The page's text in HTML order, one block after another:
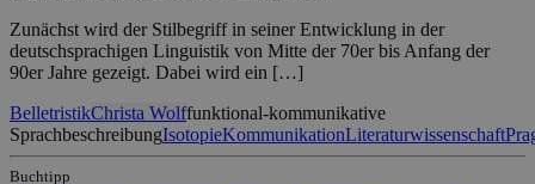
Zunächst wird der Stilbegriff in seiner Entwicklung in der
deutschsprachigen Linguistik von Mitte der 70er bis Anfang der
90er Jahre gezeigt. Dabei wird ein […]
BelletristikChrista Wolffunktional-kommunikative
SprachbeschreibungIsotopieKommunikationLiteraturwissenschaft
Buchtipp